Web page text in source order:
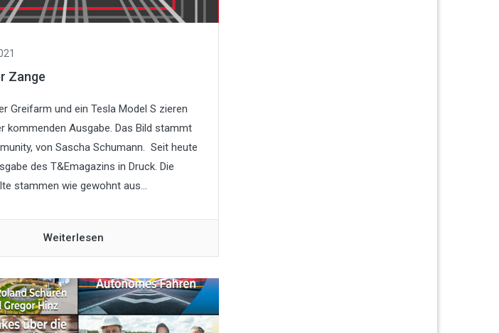
Zange
Greifarm und ein Tesla Model S zieren
kommenden Ausgabe. Das Bild stammt
von Sascha Schumann. Seit heute
des T&Emagazins in Druck. Die
stammen wie gewohnt aus...
Weiterlesen